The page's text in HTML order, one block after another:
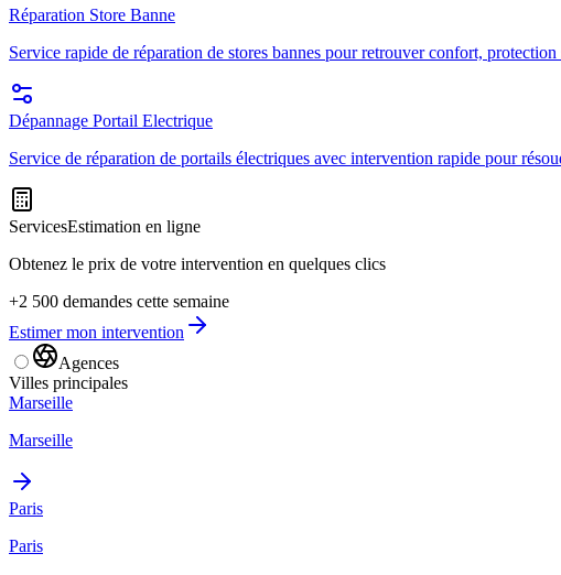
Réparation Store Banne
Service rapide de réparation de stores bannes pour retrouver confort,
Dépannage Portail Electrique
Service de réparation de portails électriques avec intervention rapide pour
ServicesEstimation en ligne
Obtenez le prix de votre intervention en quelques clics
+2 500 demandes cette semaine
Estimer mon intervention
Agences
Villes principales
Marseille
Marseille
Paris
Paris